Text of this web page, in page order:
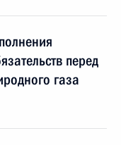
перед
газа